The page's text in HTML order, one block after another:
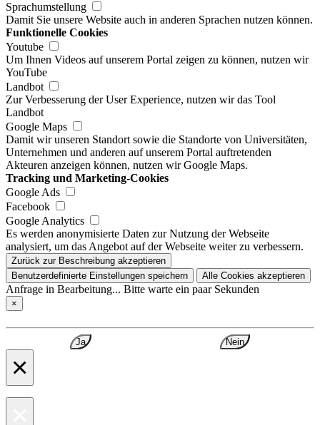
Sprachumstellung
Damit Sie unsere Website auch in anderen Sprachen nutzen können.
Funktionelle Cookies
Youtube
Um Ihnen Videos auf unserem Portal zeigen zu können, nutzen wir
YouTube
Landbot
Zur Verbesserung der User Experience, nutzen wir das Tool
Landbot
Google Maps
Damit wir unseren Standort sowie die Standorte von Universitäten,
Unternehmen und anderen auf unserem Portal auftretenden
Akteuren anzeigen können, nutzen wir Google Maps.
Tracking und Marketing-Cookies
Google Ads
Facebook
Google Analytics
Es werden anonymisierte Daten zur Nutzung der Webseite
analysiert, um das Angebot auf der Webseite weiter zu verbessern.
Zurück zur Beschreibung akzeptieren
Benutzerdefinierte Einstellungen speichern
Alle Cookies akzeptieren
Anfrage in Bearbeitung... Bitte warte ein paar Sekunden
×
Ja Nein
×